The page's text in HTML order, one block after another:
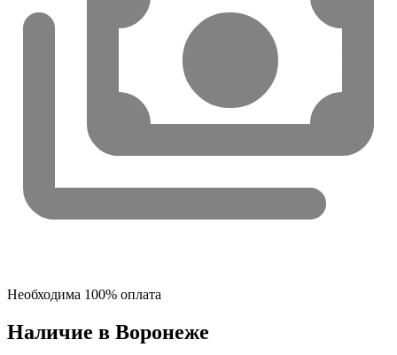
Необходима 100% оплата
Наличие в Воронежe